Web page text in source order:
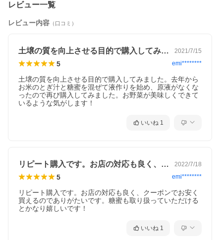
レビュー一覧
レビュー内容 （口コミ）
土壌の質を向上させる目的で購入してみま… 2021/7/15
5 emi********
土壌の質を向上させる目的で購入してみました。去年から
お米のとぎ汁と糖蜜を混ぜて液作りを始め、原液がなくな
ったので再び購入してみました。お野菜が美味しくできて
いるような気がします！
いいね 1
リピート購入です。お店の対応も良く、ク… 2022/7/18
5 emi********
リピート購入です。お店の対応も良く、クーポンでお安く
買えるのでありがたいです。糖蜜も取り扱っていただける
とかなり嬉しいです！
いいね 1